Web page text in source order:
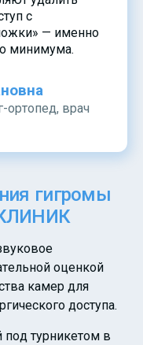
с
— именно
минимума.
ортопед, врач
гигромы
оценкой
камер для
доступа.
турникетом в